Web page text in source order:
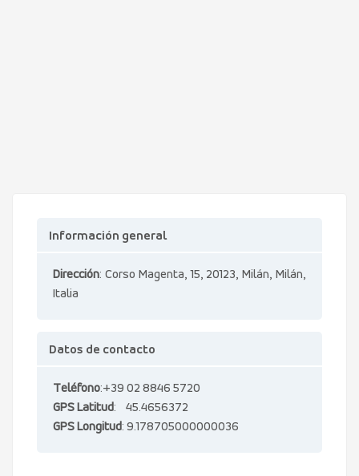
Información general
Dirección: Corso Magenta, 15, 20123, Milán, Milán,
Italia
Datos de contacto
Teléfono:+39 02 8846 5720
GPS Latitud: 45.4656372
GPS Longitud: 9.178705000000036